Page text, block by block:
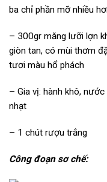
ba chỉ phần mỡ nhiều
– 300gr măng lưỡi lợn
giòn tan, có mùi thơm
tươi màu hổ phách
– Gia vị: hành khô,
nhạt
– 1 chút rượu trắng
Công đoạn sơ chế: